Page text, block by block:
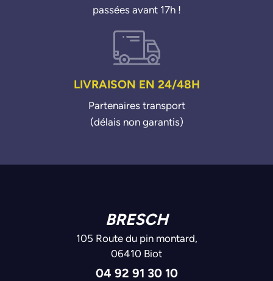
passées avant 17h !
LIVRAISON EN 24/48H
Partenaires transport
(délais non garantis)
BRESCH
105 Route du pin montard,
06410 Biot
04 92 91 30 10